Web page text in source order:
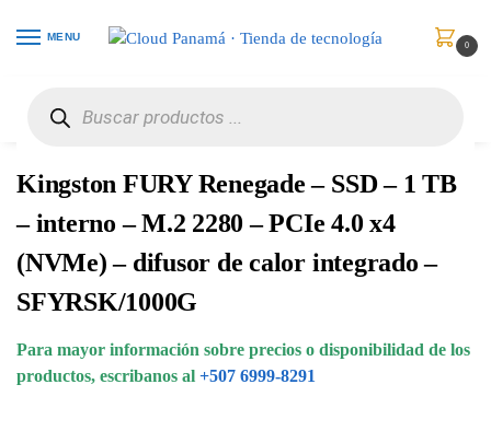
MENU
0
Kingston FURY Renegade – SSD – 1 TB
– interno – M.2 2280 – PCIe 4.0 x4
(NVMe) – difusor de calor integrado –
SFYRSK/1000G
Para mayor información sobre precios o disponibilidad de los
productos, escribanos al +507 6999-8291